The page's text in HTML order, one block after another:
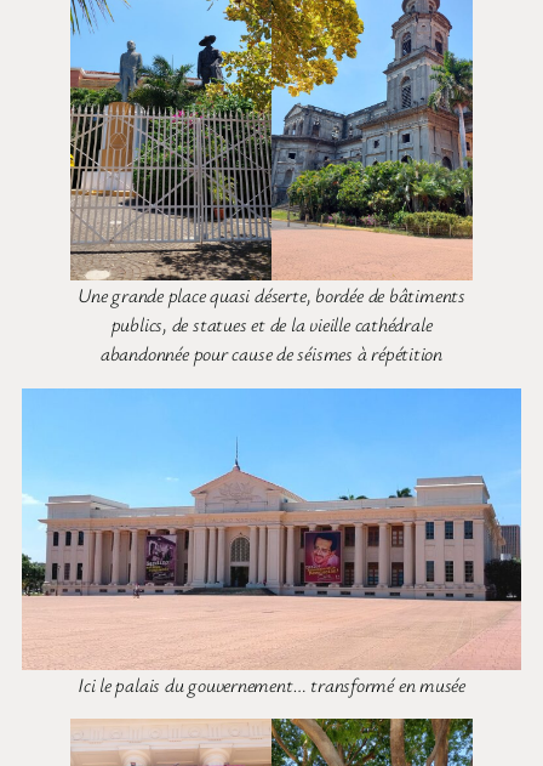
Une grande place quasi déserte, bordée de bâtiments
publics, de statues et de la vieille cathédrale
abandonnée pour cause de séismes à répétition
Ici le palais du gouvernement… transformé en musée